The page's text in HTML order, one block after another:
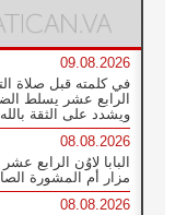
09.08.2026
في كلمته قبل صلاة
الرابع عشر يسلط
ويشدد على الثقة بالله
08.08.2026
البابا لاوُن الرابع
مزار أم المشورة
08.08.2026